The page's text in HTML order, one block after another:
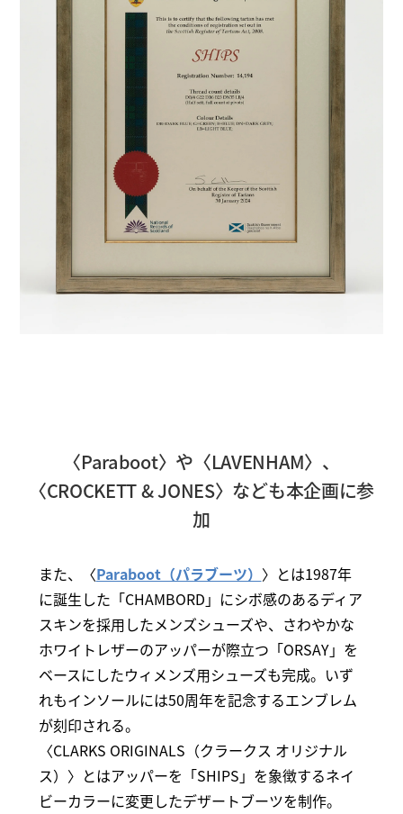
〈Paraboot〉や〈LAVENHAM〉、
〈CROCKETT & JONES〉なども本企画に参
加
また、〈Paraboot（パラブーツ） 〉とは1987年
に誕生した「CHAMBORD」にシボ感のあるディア
スキンを採用したメンズシューズや、さわやかな
ホワイトレザーのアッパーが際立つ「ORSAY」を
ベースにしたウィメンズ用シューズも完成。いず
れもインソールには50周年を記念するエンブレム
が刻印される。
〈CLARKS ORIGINALS（クラークス オリジナル
ス）〉とはアッパーを「SHIPS」を象徴するネイ
ビーカラーに変更したデザートブーツを制作。